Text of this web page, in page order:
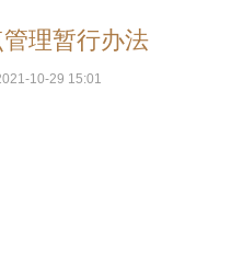
理暂行办法
10-29 15:01